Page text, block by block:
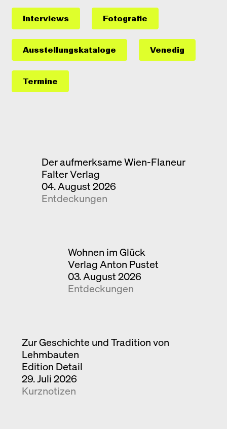
Interviews Fotografie
Ausstellungs­kataloge Venedig
Termine
Der aufmerksame Wien-Flaneur
Falter Verlag
04. August 2026
Entdeckungen
Wohnen im Glück
Verlag Anton Pustet
03. August 2026
Entdeckungen
Zur Geschichte und Tradition von
Lehmbauten
Edition Detail
29. Juli 2026
Kurznotizen